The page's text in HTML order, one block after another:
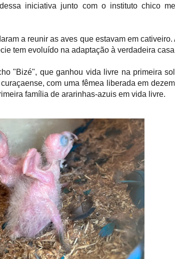
iniciativa junto com o instituto chico
a reunir as aves que estavam em
tem evoluído na adaptação à verdadeira
"Bizé", que ganhou vida livre na primeira
com uma fêmea liberada em
família de ararinhas-azuis em vida livre.